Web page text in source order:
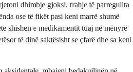
dhimbje gjoksi, rrahje të parregullta
ose të fikët pasi keni marrë shumë
shishen e medikamentit tuaj në mënyrë
të dinë saktësisht se çfarë dhe sa keni